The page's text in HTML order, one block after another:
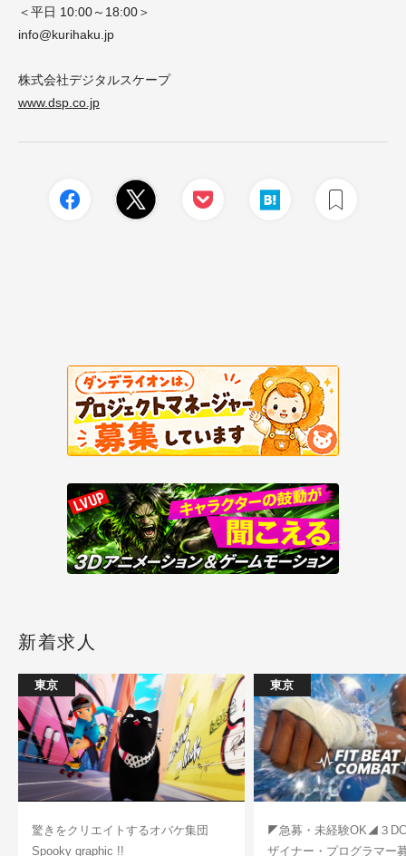
＜平日 10:00～18:00＞
info@kurihaku.jp
株式会社デジタルスケープ
www.dsp.co.jp
新着求人
東京
驚きをクリエイトするオバケ集団
Spooky graphic !!
東京
◤急募・未経験OK◢３
ザイナー・プログラマー